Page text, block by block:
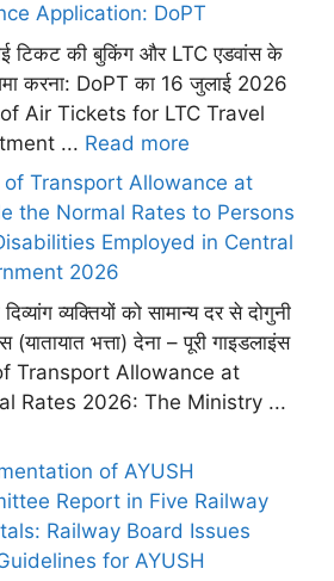
Application: DoPT
टिकट की बुकिंग और LTC एडवांस के
करना: DoPT का 16 जुलाई 2026
Air Tickets for LTC Travel
... Read more
of Transport Allowance at
the Normal Rates to Persons
Employed in Central
2026
व्यक्तियों को सामान्य दर से दोगुनी
(यातायात भत्ता) देना – पूरी गाइडलाइंस
Transport Allowance at
Rates 2026: The Ministry ...
of AYUSH
Report in Five Railway
Railway Board Issues
for AYUSH